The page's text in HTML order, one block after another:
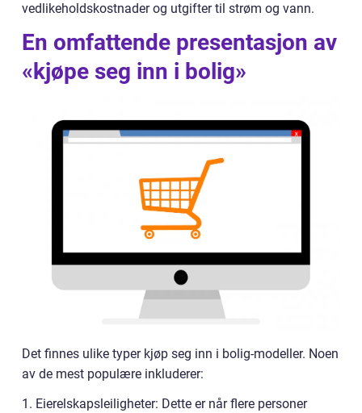
vedlikeholdskostnader og utgifter til strøm og vann.
En omfattende presentasjon av
«kjøpe seg inn i bolig»
Det finnes ulike typer kjøp seg inn i bolig-modeller. Noen
av de mest populære inkluderer:
1. Eierelskapsleiligheter: Dette er når flere personer